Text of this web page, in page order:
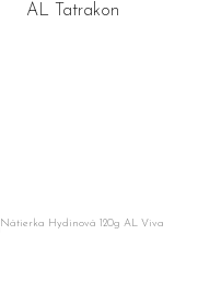
AL Tatrakon